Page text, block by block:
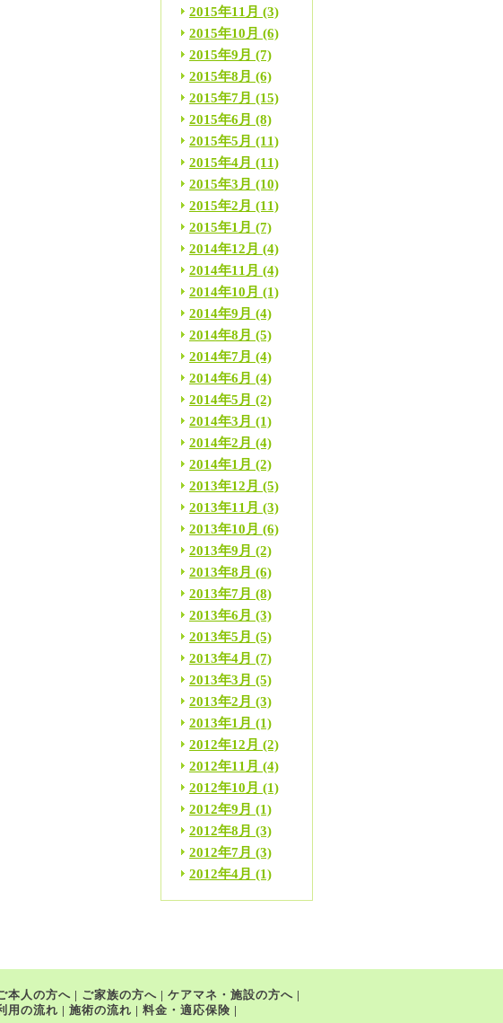
2015年11月 (3)
2015年10月 (6)
2015年9月 (7)
2015年8月 (6)
2015年7月 (15)
2015年6月 (8)
2015年5月 (11)
2015年4月 (11)
2015年3月 (10)
2015年2月 (11)
2015年1月 (7)
2014年12月 (4)
2014年11月 (4)
2014年10月 (1)
2014年9月 (4)
2014年8月 (5)
2014年7月 (4)
2014年6月 (4)
2014年5月 (2)
2014年3月 (1)
2014年2月 (4)
2014年1月 (2)
2013年12月 (5)
2013年11月 (3)
2013年10月 (6)
2013年9月 (2)
2013年8月 (6)
2013年7月 (8)
2013年6月 (3)
2013年5月 (5)
2013年4月 (7)
2013年3月 (5)
2013年2月 (3)
2013年1月 (1)
2012年12月 (2)
2012年11月 (4)
2012年10月 (1)
2012年9月 (1)
2012年8月 (3)
2012年7月 (3)
2012年4月 (1)
本人の方へ | ご家族の方へ | ケアマネ・施設の方へ |
用の流れ | 施術の流れ | 料金・適応保険 |